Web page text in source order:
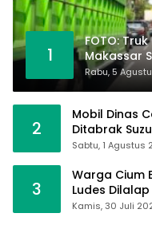
1
FOTO:
Makassar
Tangan
Rabu, 5
2
Mobil Dinas
Ditabrak
Alhamdulillah
Sabtu, 1 Agustus
3
Warga Cium
Ludes
Kamis, 30 Juli